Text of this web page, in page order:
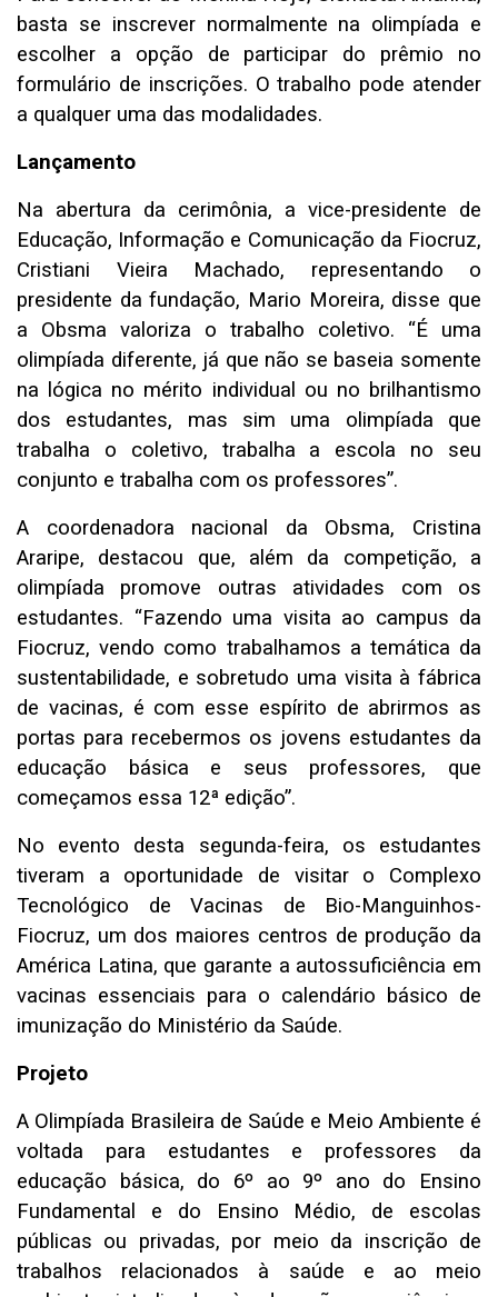
basta se inscrever normalmente na olimpíada e
escolher a opção de participar do prêmio no
formulário de inscrições. O trabalho pode atender
a qualquer uma das modalidades.
Lançamento
Na abertura da cerimônia, a vice-presidente de
Educação, Informação e Comunicação da Fiocruz,
Cristiani Vieira Machado, representando o
presidente da fundação, Mario Moreira, disse que
a Obsma valoriza o trabalho coletivo. “É uma
olimpíada diferente, já que não se baseia somente
na lógica no mérito individual ou no brilhantismo
dos estudantes, mas sim uma olimpíada que
trabalha o coletivo, trabalha a escola no seu
conjunto e trabalha com os professores”.
A coordenadora nacional da Obsma, Cristina
Araripe, destacou que, além da competição, a
olimpíada promove outras atividades com os
estudantes. “Fazendo uma visita ao campus da
Fiocruz, vendo como trabalhamos a temática da
sustentabilidade, e sobretudo uma visita à fábrica
de vacinas, é com esse espírito de abrirmos as
portas para recebermos os jovens estudantes da
educação básica e seus professores, que
começamos essa 12ª edição”.
No evento desta segunda-feira, os estudantes
tiveram a oportunidade de visitar o Complexo
Tecnológico de Vacinas de Bio-Manguinhos-
Fiocruz, um dos maiores centros de produção da
América Latina, que garante a autossuficiência em
vacinas essenciais para o calendário básico de
imunização do Ministério da Saúde.
Projeto
A Olimpíada Brasileira de Saúde e Meio Ambiente é
voltada para estudantes e professores da
educação básica, do 6º ao 9º ano do Ensino
Fundamental e do Ensino Médio, de escolas
públicas ou privadas, por meio da inscrição de
trabalhos relacionados à saúde e ao meio